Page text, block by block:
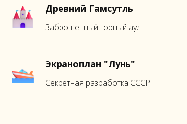
Древний Гамсутль
Заброшенный горный аул
Экраноплан "Лунь"
Секретная разработка СССР